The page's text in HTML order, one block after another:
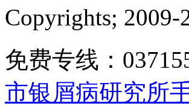
Copyrights;
免费专线：
市银屑病研究所